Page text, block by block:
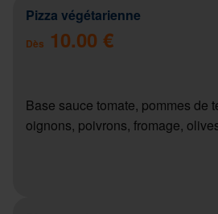
Pizza végétarienne
Dès 10.00 €
Base sauce tomate, pommes de
oignons, poivrons, fromage,